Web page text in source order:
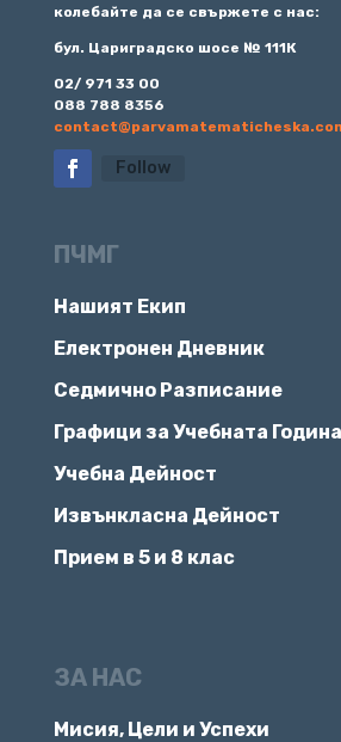
колебайте да се свържете с нас:
бул. Цариградско шосе № 111К
02/ 971 33 00
088 788 8356
Follow
ПЧМГ
Нашият Екип
Електронен Дневник
Седмично Разписание
Графици за Учебната Година
Учебна Дейност
Извънкласна Дейност
Прием в 5 и 8 клас
ЗА НАС
Мисия, Цели и Успехи